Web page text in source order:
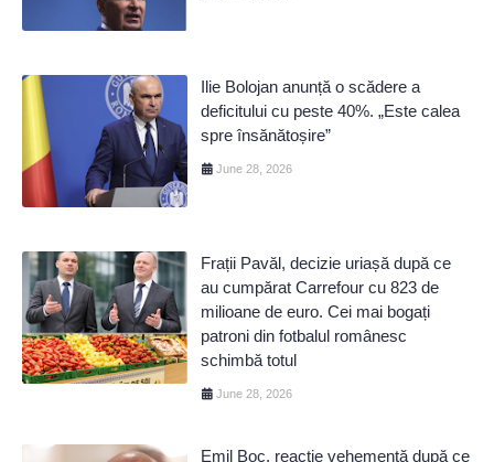
Ilie Bolojan anunță o scădere a
deficitului cu peste 40%. „Este calea
spre însănătoșire”
June 28, 2026
Frații Pavăl, decizie uriașă după ce
au cumpărat Carrefour cu 823 de
milioane de euro. Cei mai bogați
patroni din fotbalul românesc
schimbă totul
June 28, 2026
Emil Boc, reacție vehementă după ce